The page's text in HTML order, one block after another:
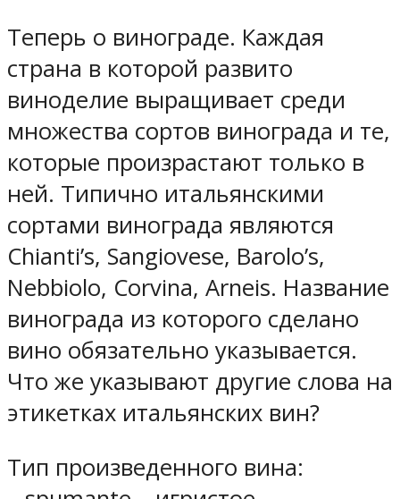
Теперь о винограде. Каждая
страна в которой развито
виноделие выращивает среди
множества сортов винограда и те,
которые произрастают только в
ней. Типично итальянскими
сортами винограда являются
Chianti’s, Sangiovese, Barolo’s,
Nebbiolo, Corvina, Arneis. Название
винограда из которого сделано
вино обязательно указывается.
Что же указывают другие слова на
этикетках итальянских вин?
Тип произведенного вина: